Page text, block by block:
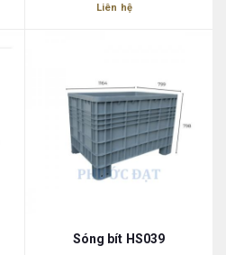
Liên hệ
Sóng bít HS039